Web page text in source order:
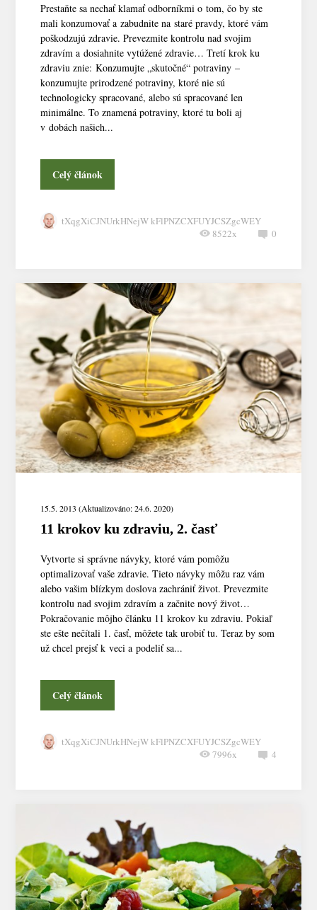
Prestaňte sa nechať klamať odborníkmi o tom, čo by ste
mali konzumovať a zabudnite na staré pravdy, ktoré vám
poškodzujú zdravie. Prevezmite kontrolu nad svojim
zdravím a dosiahnite vytúžené zdravie… Tretí krok ku
zdraviu znie: Konzumujte „skutočné“ potraviny –
konzumujte prirodzené potraviny, ktoré nie sú
technologicky spracované, alebo sú spracované len
minimálne. To znamená potraviny, ktoré tu boli aj
v dobách našich...
Celý článok
tXqgXiCJNUrkHNejW kFlPNZCXFUYJCSZgcWEY
0
8522x
15.5. 2013 (Aktualizováno: 24.6. 2020)
11 krokov ku zdraviu, 2. časť
Vytvorte si správne návyky, ktoré vám pomôžu
optimalizovať vaše zdravie. Tieto návyky môžu raz vám
alebo vašim blízkym doslova zachrániť život. Prevezmite
kontrolu nad svojim zdravím a začnite nový život…
Pokračovanie môjho článku 11 krokov ku zdraviu. Pokiaľ
ste ešte nečítali 1. časť, môžete tak urobiť tu. Teraz by som
už chcel prejsť k veci a podeliť sa...
Celý článok
tXqgXiCJNUrkHNejW kFlPNZCXFUYJCSZgcWEY
4
7996x